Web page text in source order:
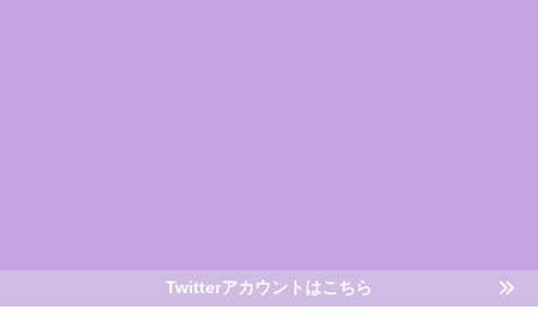
Twitterアカウントはこちら